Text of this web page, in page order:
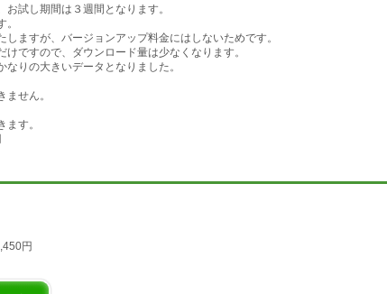
下さい。
下さい。時間がかかりますが、計算してデータベースに登録します。
さい。
として下さい。（拡張子 LZH）
テムが表示されます。
ロードファイルを指定して下さい。
読込みを行います。
下さい。
ッズ予想と、タイム指数計算を行うためです。（不定期に、専用データを
読込んでもＯＫです。）
試し期間は３週間となります。
ますが、バージョンアップ料金にはしないためです。
ですので、ダウンロード量は少なくなります。
りの大きいデータとなりました。
せん。
す。
円